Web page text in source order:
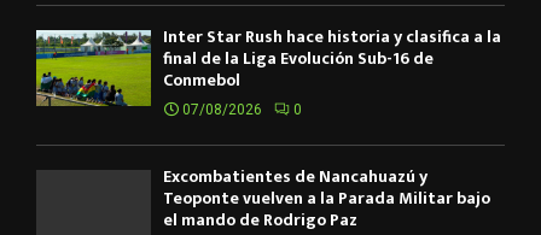
Inter Star Rush hace historia y clasifica a la
final de la Liga Evolución Sub-16 de
Conmebol
07/08/2026 0
Excombatientes de Ñancahuazú y
Teoponte vuelven a la Parada Militar bajo
el mando de Rodrigo Paz